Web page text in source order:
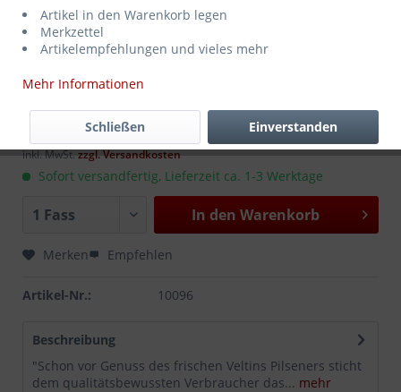
34,99 € *MEHRWEG
10.4 Liter (3,36 € * / 1 Liter)
inkl. MwSt.zzgl. Versandkosten
Sofort versandfertig, Lieferzeit ca. 1-3 Werktage
In den Warenkorb
Merken Empfehlen
Artikel-Nr.: 10096
Beschreibung
"Schon vor Genuss des frischen Veltins Pilseners sticht
dem qualitätsbewussten Verbraucher das... mehr
Artikel in den Warenkorb legen
Merkzettel
Artikelempfehlungen und vieles mehr
Mehr Informationen
Einverstanden
Schließen